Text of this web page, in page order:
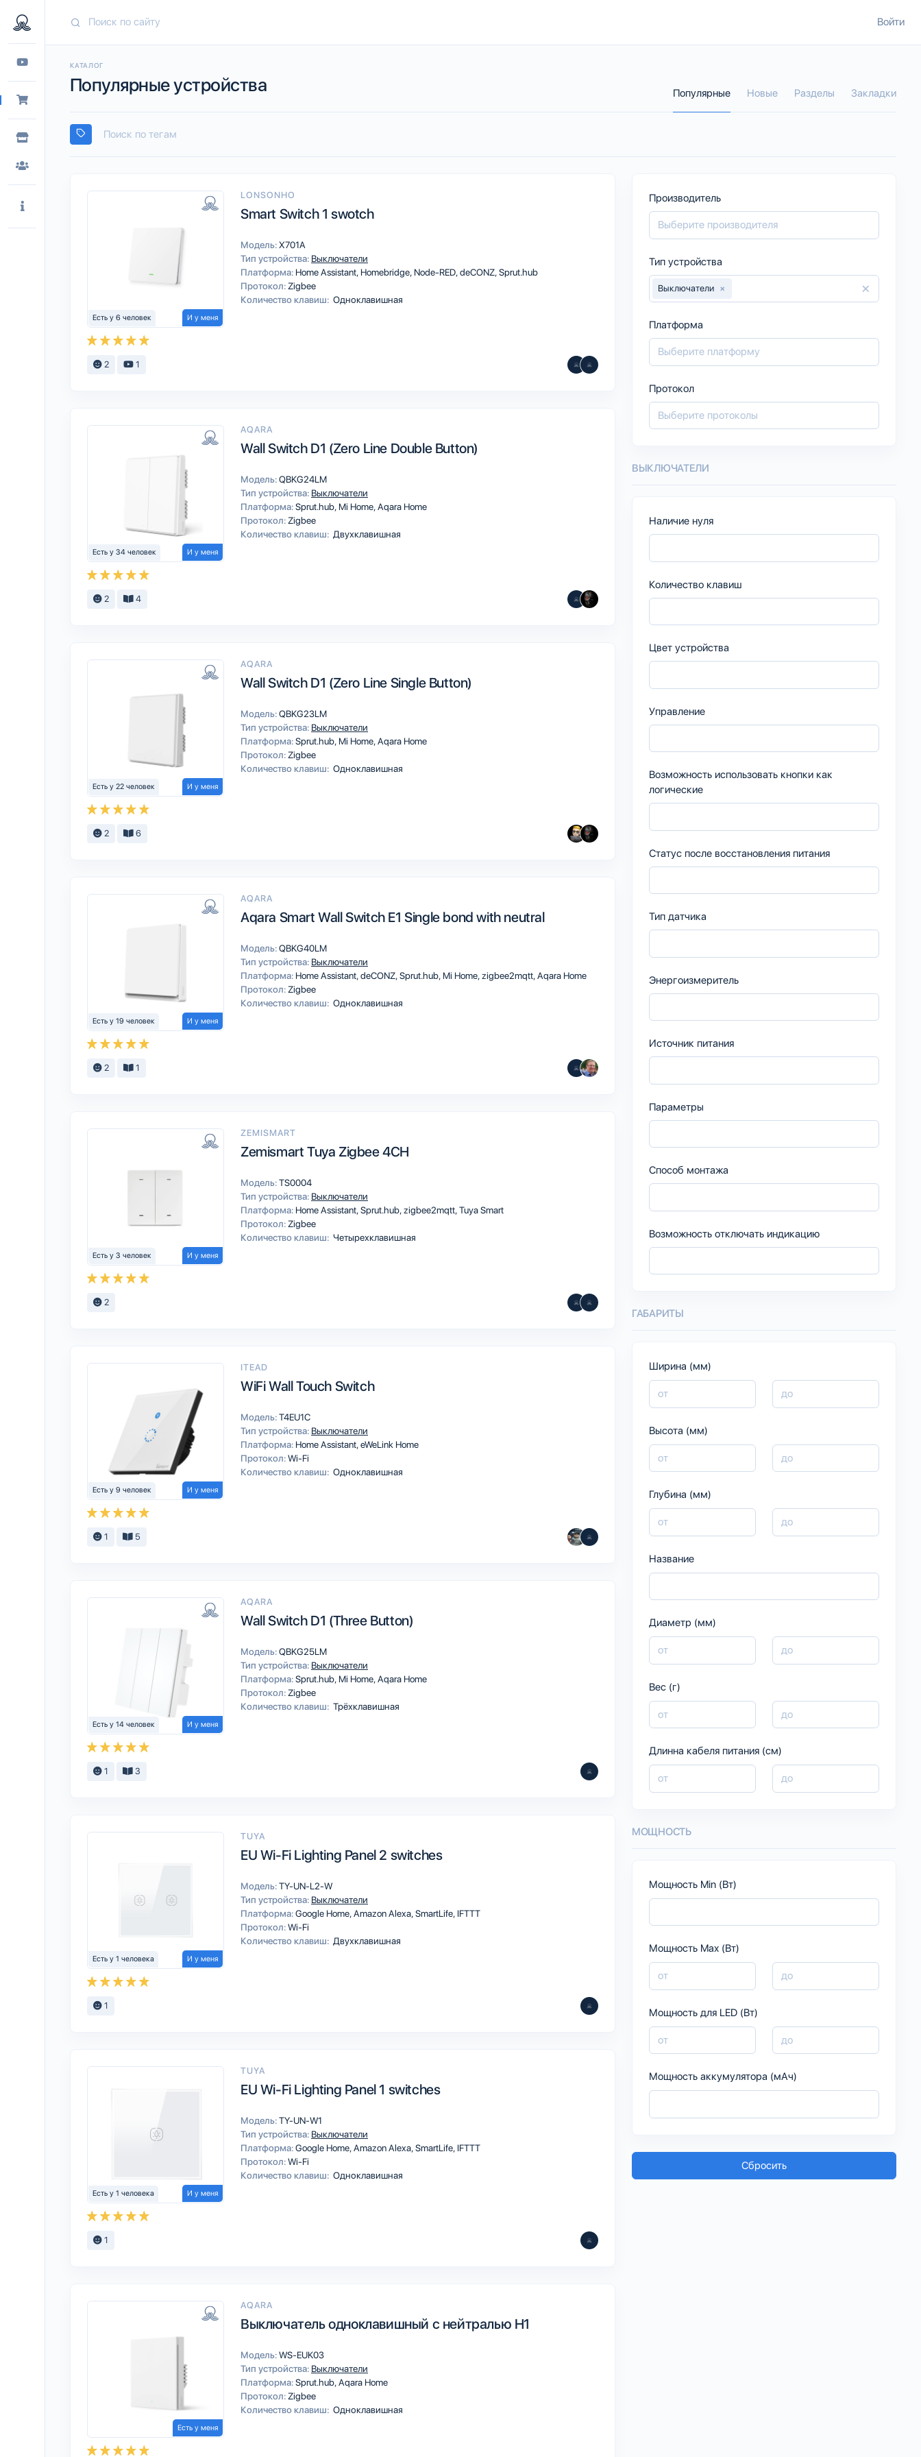
Войти
КАТАЛОГ
Популярные устройства Популярные Новые Разделы Закладки
Есть у 6 человек И у меня
LONSONHO
Smart Switch 1 swotch
Модель:X701A
Тип устройства: Выключатели
Платформа: Home Assistant Homebridge Node-REDdeCONZSprut.hub
Протокол: Zigbee
Количество клавиш: Одноклавишная
2 1
Есть у 34 человек И у меня
AQARA
Wall Switch D1 (Zero Line Double Button)
Модель:QBKG24LM
Тип устройства: Выключатели
Платформа:Sprut.hub Mi HomeAqara Home
Протокол: Zigbee
Количество клавиш: Двухклавишная
2 4
Есть у 22 человек И у меня
AQARA
Wall Switch D1 (Zero Line Single Button)
Модель:QBKG23LM
Тип устройства: Выключатели
Платформа:Sprut.hub Mi HomeAqara Home
Протокол: Zigbee
Количество клавиш: Одноклавишная
2 6
Есть у 19 человек И у меня
AQARA
Aqara Smart Wall Switch E1 Single bond with neutral
Модель:QBKG40LM
Тип устройства: Выключатели
Платформа: Home AssistantdeCONZSprut.hub Mi Homezigbee2mqttAqara Home
Протокол: Zigbee
Количество клавиш: Одноклавишная
2 1
Есть у 3 человек И у меня
ZEMISMART
Zemismart Tuya Zigbee 4CH
Модель:TS0004
Тип устройства: Выключатели
Платформа: Home AssistantSprut.hubzigbee2mqttTuya Smart
Протокол: Zigbee
Количество клавиш: Четырехклавишная
2
Есть у 9 человек И у меня
ITEAD
WiFi Wall Touch Switch
Модель:T4EU1C
Тип устройства: Выключатели
Платформа: Home AssistanteWeLink Home
Протокол:Wi-Fi
Количество клавиш: Одноклавишная
1 5
Есть у 14 человек И у меня
AQARA
Wall Switch D1 (Three Button)
Модель:QBKG25LM
Тип устройства: Выключатели
Платформа:Sprut.hub Mi HomeAqara Home
Протокол: Zigbee
Количество клавиш: Трёхклавишная
1 3
Есть у 1 человека И у меня
TUYA
EU Wi-Fi Lighting Panel 2 switches
Модель:TY-UN-L2-W
Тип устройства: Выключатели
Платформа:Google HomeAmazon AlexaSmartLife IFTTT
Протокол:Wi-Fi
Количество клавиш: Двухклавишная
1
Есть у 1 человека И у меня
TUYA
EU Wi-Fi Lighting Panel 1 switches
Модель:TY-UN-W1
Тип устройства: Выключатели
Платформа:Google HomeAmazon AlexaSmartLife IFTTT
Протокол:Wi-Fi
Количество клавиш: Одноклавишная
1
Есть у меня
AQARA
Выключатель одноклавишный с нейтралью H1
Модель:WS-EUK03
Тип устройства: Выключатели
Платформа:Sprut.hubAqara Home
Протокол: Zigbee
Количество клавиш: Одноклавишная
Производитель
Тип устройства
×
×
Выключатели
Платформа
Протокол
ВЫКЛЮЧАТЕЛИ
Наличие нуля
Количество клавиш
Цвет устройства
Управление
Возможность использовать кнопки как
логические
Статус после восстановления питания
Тип датчика
Энергоизмеритель
Источник питания
Параметры
Способ монтажа
Возможность отключать индикацию
ГАБАРИТЫ
Ширина (мм)
Высота (мм)
Глубина (мм)
Название
Диаметр (мм)
Вес (г)
Длинна кабеля питания (см)
МОЩНОСТЬ
Мощность Min (Вт)
Мощность Max (Вт)
Мощность для LED (Вт)
Мощность аккумулятора (мАч)
Сбросить